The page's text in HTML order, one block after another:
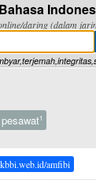
daring (dalam
pesawat1
amfibi